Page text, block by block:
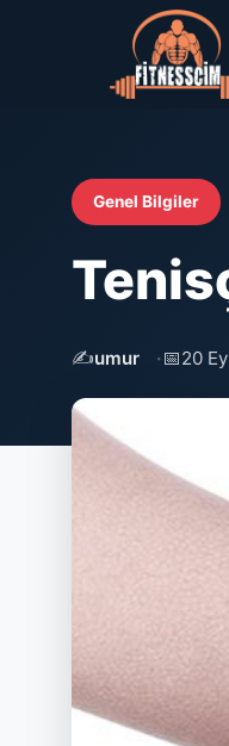
Genel Bilgiler
✍️umur 📅20